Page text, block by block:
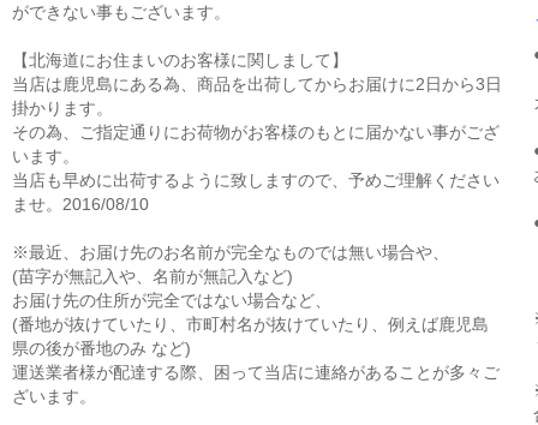
ができない事もございます。
【北海道にお住まいのお客様に関しまして】
当店は鹿児島にある為、商品を出荷してからお届けに2日から3日
掛かります。
その為、ご指定通りにお荷物がお客様のもとに届かない事がござ
います。
当店も早めに出荷するように致しますので、予めご理解ください
ませ。2016/08/10
※最近、お届け先のお名前が完全なものでは無い場合や、
(苗字が無記入や、名前が無記入など)
お届け先の住所が完全ではない場合など、
(番地が抜けていたり、市町村名が抜けていたり、例えば鹿児島
県の後が番地のみ など)
運送業者様が配達する際、困って当店に連絡があることが多々ご
ざいます。